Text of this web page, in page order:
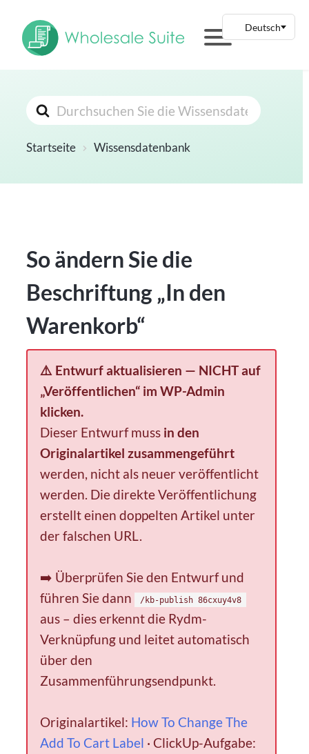
Suchen
nach
Startseite Wissensdatenbank
So ändern Sie die
Beschriftung „In den
Warenkorb“
⚠️ Entwurf aktualisieren — NICHT auf
„Veröffentlichen“ im WP-Admin
klicken.
Dieser Entwurf muss in den
Originalartikel zusammengeführt
werden, nicht als neuer veröffentlicht
werden. Die direkte Veröffentlichung
erstellt einen doppelten Artikel unter
der falschen URL.
➡️ Überprüfen Sie den Entwurf und
führen Sie dann
/kb-publish 86cxuy4v8
aus – dies erkennt die Rydm-
Verknüpfung und leitet automatisch
über den
Zusammenführungsendpunkt.
Originalartikel: How To Change The
Add To Cart Label · ClickUp-Aufgabe: